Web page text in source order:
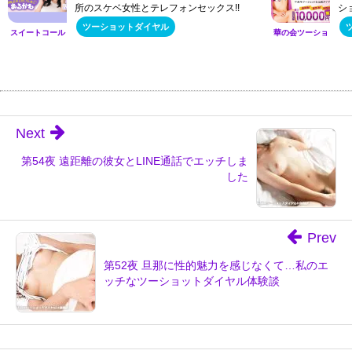
スイートコール
所のスケベ女性とテレフォンセックス!!
ツーショットダイヤル
華の会ツーショ
シ
第54夜 遠距離の彼女とLINE通話でエッチしま
した
Next
第52夜 旦那に性的魅力を感じなくて…私のエ
ッチなツーショットダイヤル体験談
Prev